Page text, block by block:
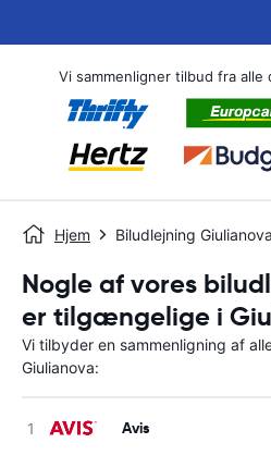
Vi sammenligner tilbud fra
Hjem Biludlejning Giulianova
Nogle af vores
er tilgængelige i
Vi tilbyder en sammenligning af
Giulianova:
Avis